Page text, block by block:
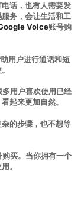
话，也有人需要发
务，会让生活和工
Voice账号购
用户进行通话和短
用户喜欢使用已经
起来更加自然。
的步骤，也不想等
买。当你拥有一个
。